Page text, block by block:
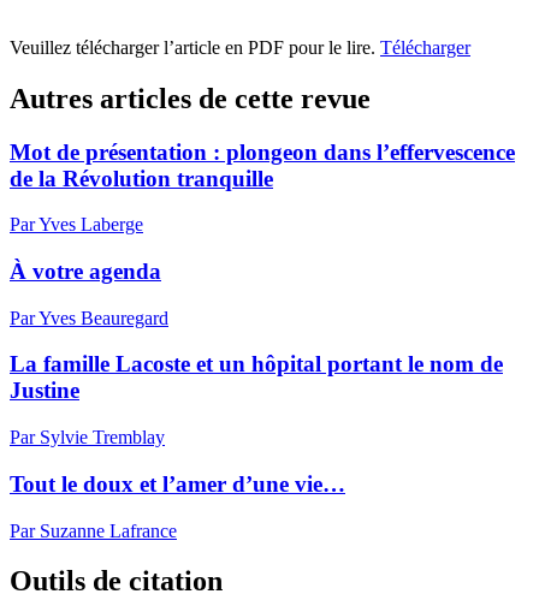
Veuillez télécharger l’article en PDF pour le lire. Télécharger
Autres articles de cette revue
Mot de présentation : plongeon dans l’effervescence
de la Révolution tranquille
Par Yves Laberge
À votre agenda
Par Yves Beauregard
La famille Lacoste et un hôpital portant le nom de
Justine
Par Sylvie Tremblay
Tout le doux et l’amer d’une vie…
Par Suzanne Lafrance
Outils de citation